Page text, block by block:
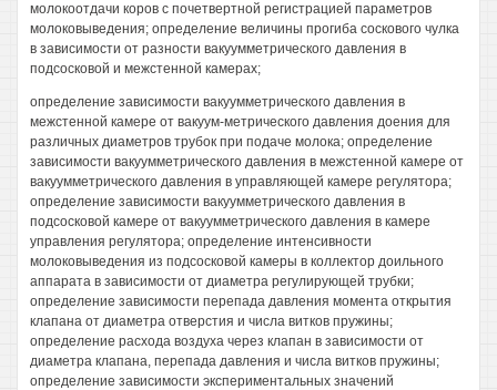
молокоотдачи коров с почетвертной регистрацией параметров
молоковыведения; определение величины прогиба соскового чулка
в зависимости от разности вакуумметрического давления в
подсосковой и межстенной камерах;
определение зависимости вакуумметрического давления в
межстенной камере от вакуум-метрического давления доения для
различных диаметров трубок при подаче молока; определение
зависимости вакуумметрического давления в межстенной камере от
вакуумметрического давления в управляющей камере регулятора;
определение зависимости вакуумметрического давления в
подсосковой камере от вакуумметрического давления в камере
управления регулятора; определение интенсивности
молоковыведения из подсосковой камеры в коллектор доильного
аппарата в зависимости от диаметра регулирующей трубки;
определение зависимости перепада давления момента открытия
клапана от диаметра отверстия и числа витков пружины;
определение расхода воздуха через клапан в зависимости от
диаметра клапана, перепада давления и числа витков пружины;
определение зависимости экспериментальных значений